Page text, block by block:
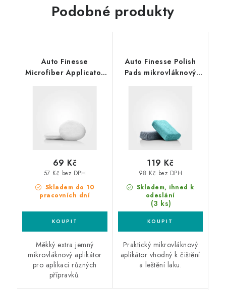
Podobné produkty
Auto Finesse
Microfiber Applicator
Skladem do 10
pracovních dní
57 Kč bez DPH
69 Kč
Měkký extra jemný
mikrovláknový aplikátor
pro aplikaci různých
přípravků.
Auto Finesse Polish
Pads mikrovláknový
Skladem, ihned k
odeslání
(3 ks)
98 Kč bez DPH
119 Kč
Praktický mikrovláknový
aplikátor vhodný k čištění
a leštění laku.